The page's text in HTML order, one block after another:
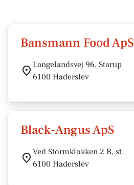
Bansmann Food ApS
Langelandsvej 96, Starup
6100 Haderslev
Black-Angus ApS
Ved Stormklokken 2 B, st.
6100 Haderslev